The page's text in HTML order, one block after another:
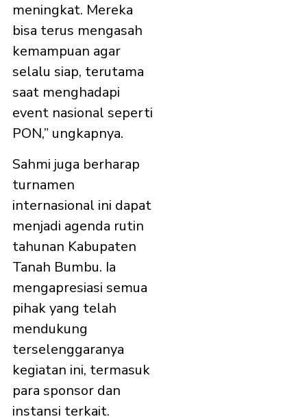
meningkat. Mereka
bisa terus mengasah
kemampuan agar
selalu siap, terutama
saat menghadapi
event nasional seperti
PON,” ungkapnya.
Sahmi juga berharap
turnamen
internasional ini dapat
menjadi agenda rutin
tahunan Kabupaten
Tanah Bumbu. Ia
mengapresiasi semua
pihak yang telah
mendukung
terselenggaranya
kegiatan ini, termasuk
para sponsor dan
instansi terkait.